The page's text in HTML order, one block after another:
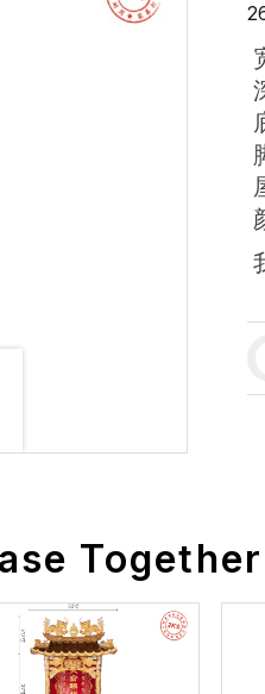
Together